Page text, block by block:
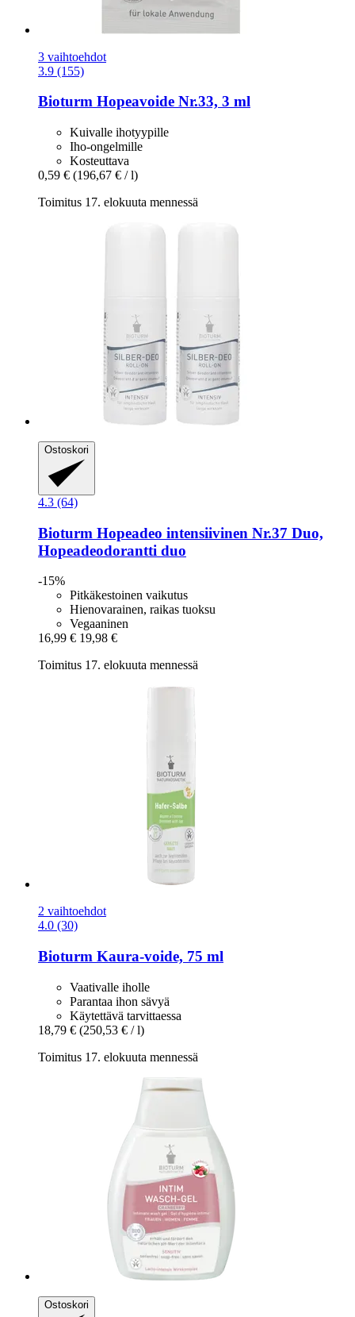
3 vaihtoehdot
3.9 (155)
Bioturm Hopeavoide Nr.33, 3 ml
Kuivalle ihotyypille
Iho-ongelmille
Kosteuttava
0,59 € (196,67 € / l)
Toimitus 17. elokuuta mennessä
Ostoskori
4.3 (64)
Bioturm Hopeadeo intensiivinen Nr.37 Duo,
Hopeadeodorantti duo
-15%
Pitkäkestoinen vaikutus
Hienovarainen, raikas tuoksu
Vegaaninen
16,99 € 19,98 €
Toimitus 17. elokuuta mennessä
2 vaihtoehdot
4.0 (30)
Bioturm Kaura-​voide, 75 ml
Vaativalle iholle
Parantaa ihon sävyä
Käytettävä tarvittaessa
18,79 € (250,53 € / l)
Toimitus 17. elokuuta mennessä
Ostoskori